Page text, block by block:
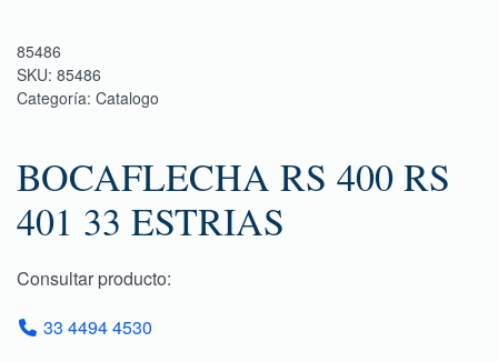
85486
SKU: 85486
Categoría: Catalogo
BOCAFLECHA RS 400 RS
401 33 ESTRIAS
Consultar producto:
33 4494 4530